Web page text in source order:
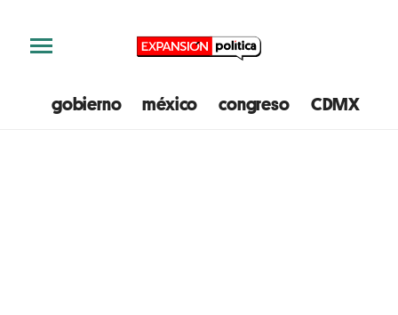
gobierno méxico congreso CDMX